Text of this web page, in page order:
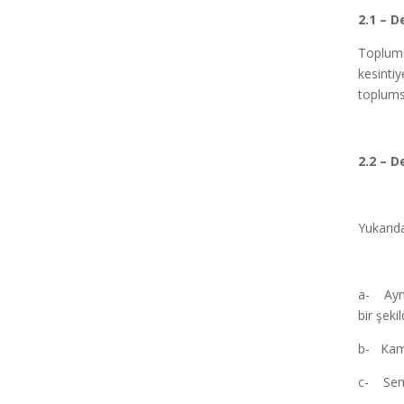
2.1 –
2.2 –
a- Ayni
bir
b-
c-